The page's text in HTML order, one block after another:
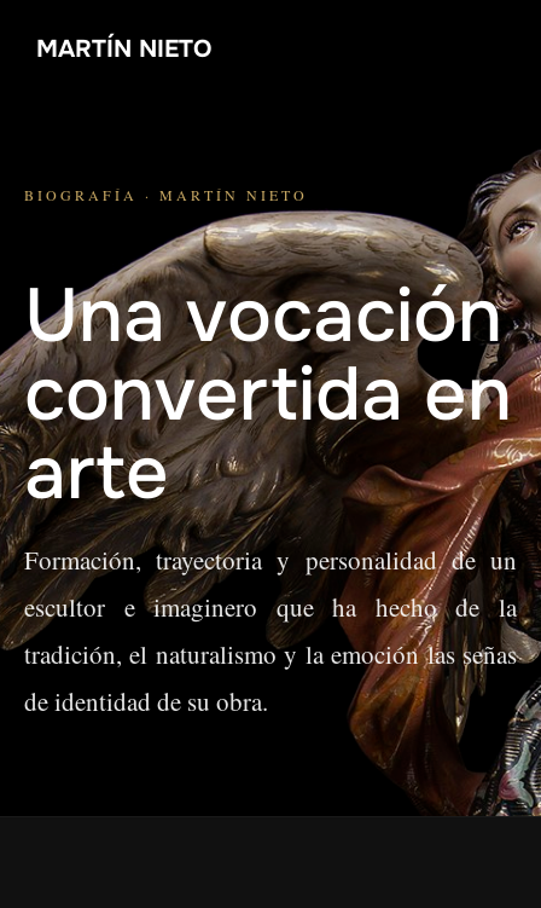
MARTÍN NIETO
BIOGRAFÍA · MARTÍN NIETO
Una vocación
convertida en
arte
Formación, trayectoria y personalidad de un
escultor e imaginero que ha hecho de la
tradición, el naturalismo y la emoción las señas
de identidad de su obra.